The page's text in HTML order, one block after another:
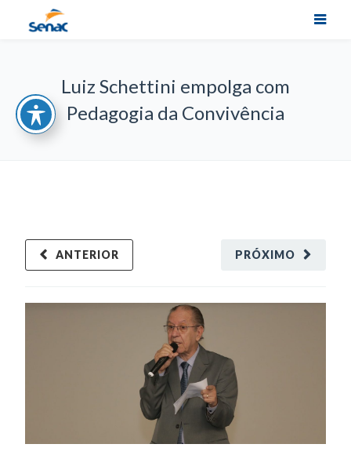
Luiz Schettini empolga com
Pedagogia da Convivência
PRÓXIMO
ANTERIOR